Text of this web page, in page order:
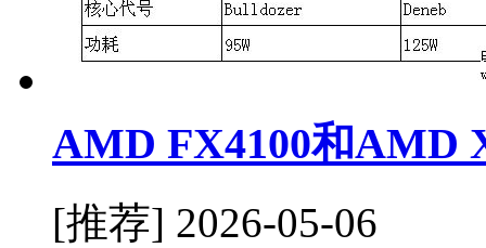
AMD FX4100和AMD
[推荐] 2026-05-06